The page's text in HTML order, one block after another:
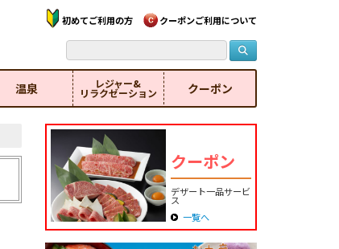
初めてご利用の方 クーポンご利用について
温泉 レジャー&
リラクゼーション クーポン
クーポン
デザート一品サービ
ス
一覧へ